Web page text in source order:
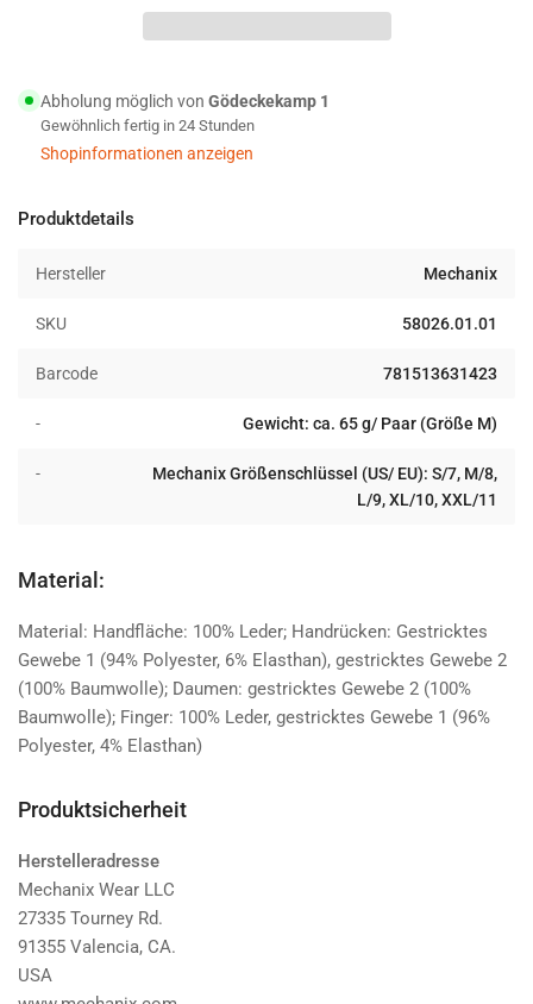
Handschuh
khaki
DuraHide
FastFit
Handschuh
khaki
Abholung möglich von Gödeckekamp 1
Gewöhnlich fertig in 24 Stunden
Shopinformationen anzeigen
Produktdetails
Hersteller Mechanix
SKU 58026.01.01
Barcode 781513631423
- Gewicht: ca. 65 g/ Paar (Größe M)
-
Mechanix Größenschlüssel (US/ EU): S/7, M/8,
L/9, XL/10, XXL/11
Material:
Material: Handfläche: 100% Leder; Handrücken: Gestricktes
Gewebe 1 (94% Polyester, 6% Elasthan), gestricktes Gewebe 2
(100% Baumwolle); Daumen: gestricktes Gewebe 2 (100%
Baumwolle); Finger: 100% Leder, gestricktes Gewebe 1 (96%
Polyester, 4% Elasthan)
Produktsicherheit
Herstelleradresse
Mechanix Wear LLC
27335 Tourney Rd.
91355 Valencia, CA.
USA